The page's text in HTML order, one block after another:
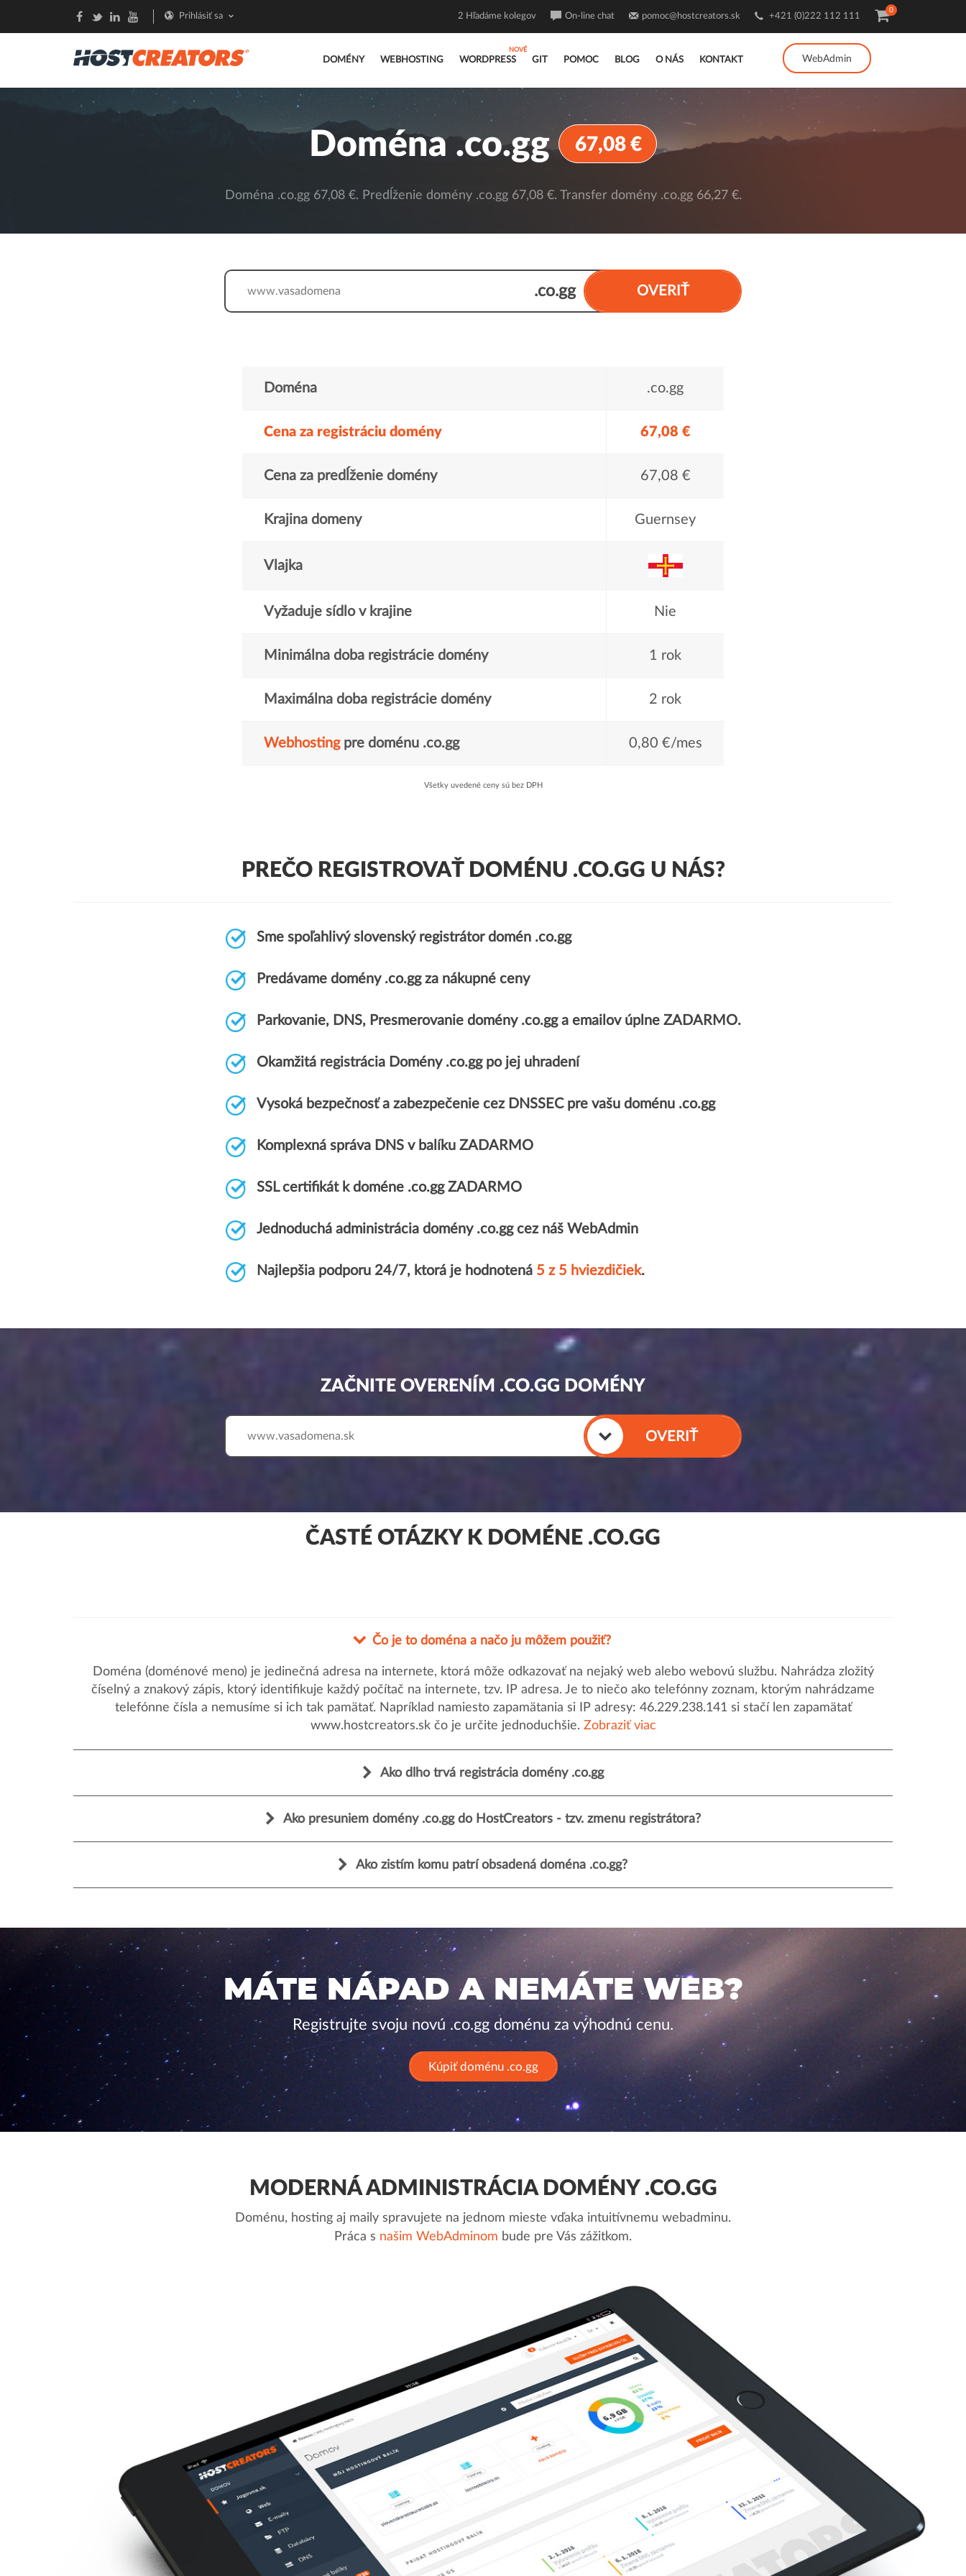
DOMÉNY WEBHOSTING WORDPRESS GIT POMOC BLOG O NÁS KONTAKT WebAdmin
Prihlásiť sa 2 Hľadáme kolegov On-line chat pomoc@hostcreators.sk +421 (0)222 112 111
0
Doména .co.gg 67,08 €
Doména .co.gg 67,08 €. Predĺženie domény .co.gg 67,08 €. Transfer domény .co.gg 66,27 €.
OVERIŤ
.co.gg
www.
Doména .co.gg
Cena za registráciu domény 67,08 €
Cena za predĺženie domény 67,08 €
Krajina domeny Guernsey
Vlajka
Vyžaduje sídlo v krajine Nie
Minimálna doba registrácie domény 1 rok
Maximálna doba registrácie domény 2 rok
Webhostingpre doménu .co.gg 0,80 €/mes
Všetky uvedené ceny sú bez DPH
PREČO REGISTROVAŤ DOMÉNU .CO.GG U NÁS?
Sme spoľahlivý slovenský registrátor domén .co.gg
Predávame domény .co.gg za nákupné ceny
Parkovanie, DNS, Presmerovanie domény .co.gg a emailov úplne ZADARMO.
Okamžitá registrácia Domény .co.gg po jej uhradení
Vysoká bezpečnosť a zabezpečenie cez DNSSEC pre vašu doménu .co.gg
Komplexná správa DNS v balíku ZADARMO
SSL certifikát k doméne .co.gg ZADARMO
Jednoduchá administrácia domény .co.gg cez náš WebAdmin
Najlepšia podporu 24/7, ktorá je hodnotená 5 z 5 hviezdičiek.
ZAČNITE OVERENÍM .CO.GG DOMÉNY
OVERIŤ
www.
ČASTÉ OTÁZKY K DOMÉNE .CO.GG
Čo je to doména a načo ju môžem použiť?
Doména (doménové meno) je jedinečná adresa na internete, ktorá môže odkazovať na nejaký web alebo webovú službu. Nahrádza zložitý
číselný a znakový zápis, ktorý identifikuje každý počítač na internete, tzv. IP adresa. Je to niečo ako telefónny zoznam, ktorým nahrádzame
telefónne čísla a nemusíme si ich tak pamätať. Napríklad namiesto zapamätania si IP adresy: 46.229.238.141 si stačí len zapamätať
www.hostcreators.sk čo je určite jednoduchšie. Zobraziť viac
Ako dlho trvá registrácia domény .co.gg
Ako presuniem domény .co.gg do HostCreators - tzv. zmenu registrátora?
Ako zistím komu patrí obsadená doména .co.gg?
MÁTE NÁPAD A NEMÁTE WEB?
Registrujte svoju novú .co.gg doménu za výhodnú cenu.
Kúpiť doménu .co.gg
MODERNÁ ADMINISTRÁCIA DOMÉNY .CO.GG
Doménu, hosting aj maily spravujete na jednom mieste vďaka intuitívnemu webadminu.
Práca s našim WebAdminom bude pre Vás zážitkom.